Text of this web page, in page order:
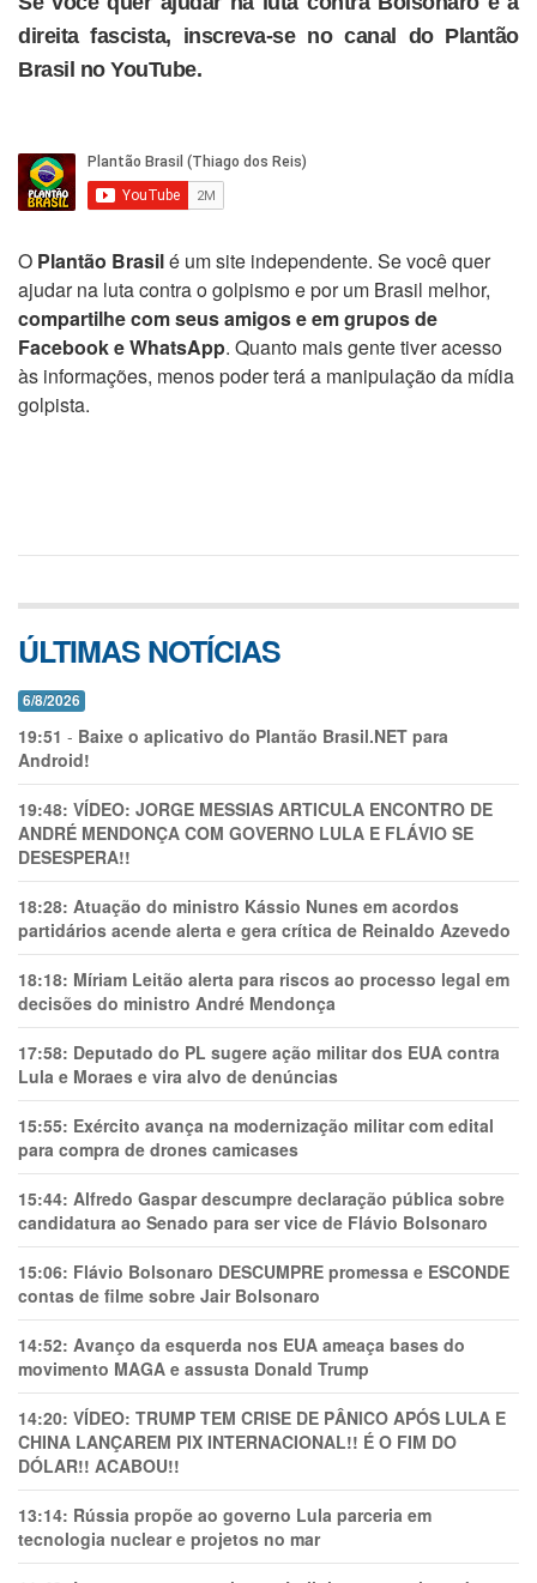
direita fascista, inscreva-se no canal do Plantão
Brasil no YouTube.
O Plantão Brasilé um site independente. Se você quer
ajudar na luta contra o golpismo e por um Brasil melhor,
compartilhe com seus amigos e em grupos de
Facebook e WhatsApp. Quanto mais gente tiver acesso
às informações, menos poder terá a manipulação da mídia
golpista.
ÚLTIMAS NOTÍCIAS
6/8/2026
19:51 - Baixe o aplicativo do Plantão Brasil.NET para
Android!
19:48: VÍDEO: JORGE MESSIAS ARTICULA ENCONTRO DE
ANDRÉ MENDONÇA COM GOVERNO LULA E FLÁVIO SE
DESESPERA!!
18:28: Atuação do ministro Kássio Nunes em acordos
partidários acende alerta e gera crítica de Reinaldo Azevedo
18:18: Míriam Leitão alerta para riscos ao processo legal em
decisões do ministro André Mendonça
17:58: Deputado do PL sugere ação militar dos EUA contra
Lula e Moraes e vira alvo de denúncias
15:55: Exército avança na modernização militar com edital
para compra de drones camicases
15:44: Alfredo Gaspar descumpre declaração pública sobre
candidatura ao Senado para ser vice de Flávio Bolsonaro
15:06: Flávio Bolsonaro DESCUMPRE promessa e ESCONDE
contas de filme sobre Jair Bolsonaro
14:52: Avanço da esquerda nos EUA ameaça bases do
movimento MAGA e assusta Donald Trump
14:20: VÍDEO: TRUMP TEM CRlSE DE PÂNlCO APÓS LULA E
CHINA LANÇAREM PIX INTERNACIONAL!! É O FIM DO
DÓLAR!! ACABOU!!
13:14: Rússia propõe ao governo Lula parceria em
tecnologia nuclear e projetos no mar